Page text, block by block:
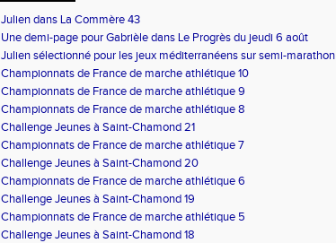
Julien dans La Commère 43
Une demi-page pour Gabrièle dans Le Progrès du jeudi 6 août
Julien sélectionné pour les jeux méditerranéens sur semi-marathon
Championnats de France de marche athlétique 10
Championnats de France de marche athlétique 9
Championnats de France de marche athlétique 8
Challenge Jeunes à Saint-Chamond 21
Championnats de France de marche athlétique 7
Challenge Jeunes à Saint-Chamond 20
Championnats de France de marche athlétique 6
Challenge Jeunes à Saint-Chamond 19
Championnats de France de marche athlétique 5
Challenge Jeunes à Saint-Chamond 18